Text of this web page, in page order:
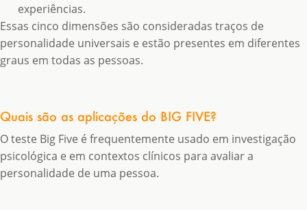
experiências.
Essas cinco dimensões são consideradas traços de
personalidade universais e estão presentes em diferentes
graus em todas as pessoas.
Quais são as aplicações do BIG FIVE?
O teste Big Five é frequentemente usado em investigação
psicológica e em contextos clínicos para avaliar a
personalidade de uma pessoa.